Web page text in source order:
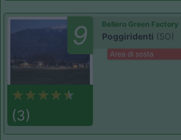
9
(3)
Bellero Green Factory
Poggiridenti (SO)
Area di sosta